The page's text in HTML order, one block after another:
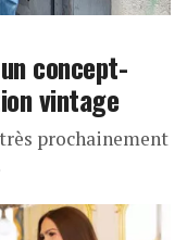
concept-
vintage
prochainement